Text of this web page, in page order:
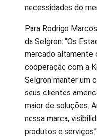
necessidades do
Para Rodrigo
da Selgron: “Os
mercado altamente
cooperação com a
Selgron manter um
seus clientes
maior de soluções.
nossa marca,
produtos e serviços”.